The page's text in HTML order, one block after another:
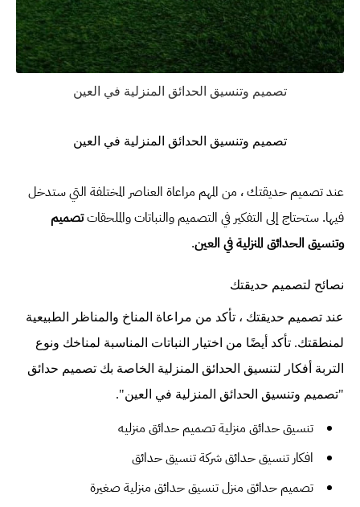
تصميم وتنسيق الحدائق المنزلية في العين
تصميم وتنسيق الحدائق المنزلية في العين
عند تصميم حديقتك ، من المهم مراعاة العناصر المختلفة التي ستدخل
فيها. ستحتاج إلى التفكير في التصميم والنباتات والملحقاتتصميم
وتنسيق الحدائق المنزلية في العين.
نصائح لتصميم حديقتك
عند تصميم حديقتك ، تأكد من مراعاة المناخ والمناظر الطبيعية
لمنطقتك. تأكد أيضًا من اختيار النباتات المناسبة لمناخك ونوع
التربة أفكار لتنسيق الحدائق المنزلية الخاصة بك تصميم حدائق
"تصميم وتنسيق الحدائق المنزلية في العين".
تنسيق حدائق منزليةتصميم حدائق منزليه
افكار تنسيق حدائقشركة تنسيق حدائق
تصميم حدائق منزلتنسيق حدائق منزلية صغيرة